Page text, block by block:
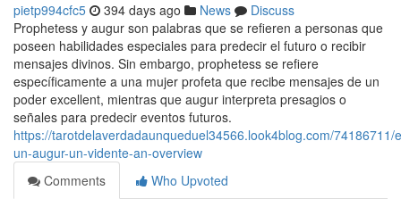
pietp994cfc5 394 days ago News
Discuss
Prophetess y augur son palabras que se refieren a personas que
poseen habilidades especiales para predecir el futuro o recibir
mensajes divinos. Sin embargo, prophetess se refiere
específicamente a una mujer profeta que recibe mensajes de un
poder excellent, mientras que augur interpreta presagios o
señales para predecir eventos futuros.
https://tarotdelaverdadaunqueduel34566.look4blog.com/74186711/
un-augur-un-vidente-an-overview
Comments
Who Upvoted